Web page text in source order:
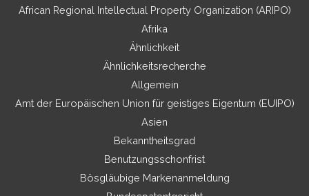
African Regional Intellectual Property Organization (ARIPO)
Afrika
Ähnlichkeit
Ähnlichkeitsrecherche
Allgemein
Amt der Europäischen Union für geistiges Eigentum (EUIPO)
Asien
Bekanntheitsgrad
Benutzungsschonfrist
Bösgläubige Markenanmeldung